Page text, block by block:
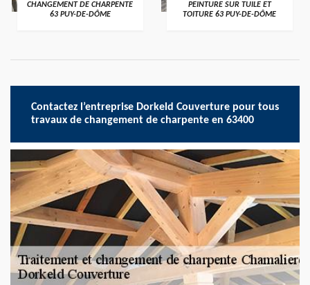
CHANGEMENT DE CHARPENTE
63 PUY-DE-DÔME
PEINTURE SUR TUILE ET
TOITURE 63 PUY-DE-DÔME
Contactez l’entreprise Dorkeld Couverture pour tous
travaux de changement de charpente en 63400